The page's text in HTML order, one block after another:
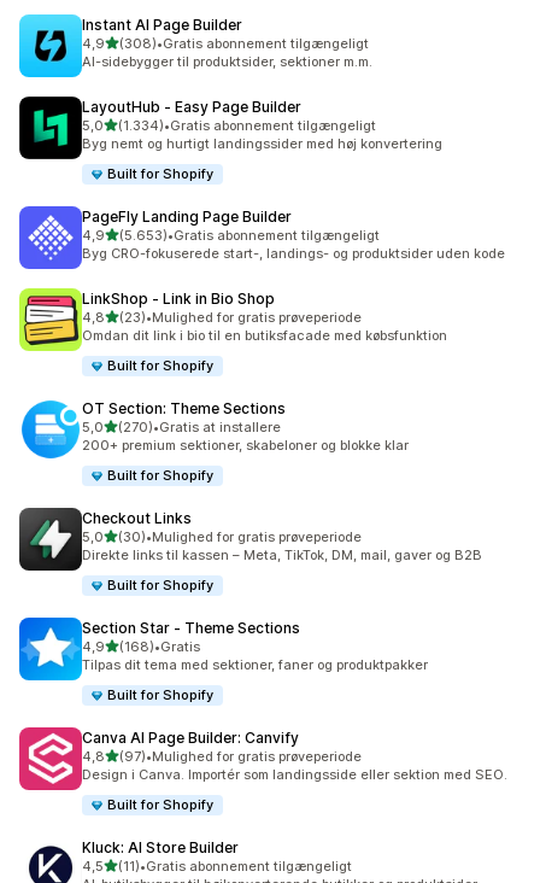
Instant AI Page Builder
4,9ud af 5 stjerner
(308)
308 anmeldelser i alt
•Gratis abonnement tilgængeligt
AI-sidebygger til produktsider, sektioner m.m.
LayoutHub ‑ Easy Page Builder
5,0ud af 5 stjerner
(1.334)
1334 anmeldelser i alt
•Gratis abonnement tilgængeligt
Byg nemt og hurtigt landingssider med høj konvertering
Built for Shopify
PageFly Landing Page Builder
4,9ud af 5 stjerner
(5.653)
5653 anmeldelser i alt
•Gratis abonnement tilgængeligt
Byg CRO-fokuserede start-, landings- og produktsider uden kode
LinkShop ‑ Link in Bio Shop
4,8ud af 5 stjerner
(23)
23 anmeldelser i alt
•Mulighed for gratis prøveperiode
Omdan dit link i bio til en butiksfacade med købsfunktion
Built for Shopify
OT Section: Theme Sections
5,0ud af 5 stjerner
(270)
270 anmeldelser i alt
•Gratis at installere
200+ premium sektioner, skabeloner og blokke klar
Built for Shopify
Checkout Links
5,0ud af 5 stjerner
(30)
30 anmeldelser i alt
•Mulighed for gratis prøveperiode
Direkte links til kassen – Meta, TikTok, DM, mail, gaver og B2B
Built for Shopify
Section Star ‑ Theme Sections
4,9ud af 5 stjerner
(168)
168 anmeldelser i alt
•Gratis
Tilpas dit tema med sektioner, faner og produktpakker
Built for Shopify
Canva AI Page Builder: Canvify
4,8ud af 5 stjerner
(97)
97 anmeldelser i alt
•Mulighed for gratis prøveperiode
Design i Canva. Importér som landingsside eller sektion med SEO.
Built for Shopify
Kluck: AI Store Builder
4,5ud af 5 stjerner
(11)
11 anmeldelser i alt
•Gratis abonnement tilgængeligt